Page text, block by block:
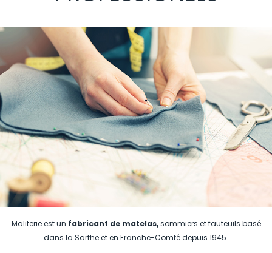
Maliterie est un fabricant de matelas,sommiers et fauteuils basé
dans la Sarthe et en Franche-Comté depuis 1945.